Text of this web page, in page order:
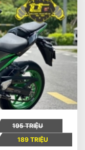
195 TRIỆU
189 TRIỆU